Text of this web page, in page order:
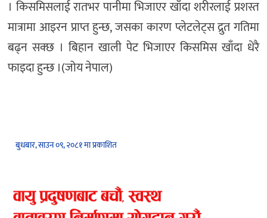
। किसमिसलाई रातभर पानीमा भिजाएर खाँदा शरीरलाई प्रशस्त
मात्रामा आइरन प्राप्त हुन्छ, जसका कारण प्लेटलेट्स द्रुत गतिमा
बढ्न सक्छ । बिहान खाली पेट भिजाएर किसमिस खाँदा धेरै
फाइदा हुन्छ ।(जोय नेपाल)
बुधबार, साउन ०९, २०८१ मा प्रकाशित